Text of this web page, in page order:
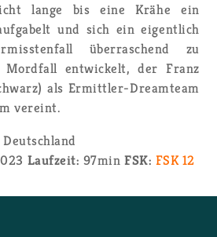
lange bis eine Krähe ein
und sich ein ei­gent­lich
über­ra­schend zu
Mord­fall ent­wi­ckelt, der Franz
als Er­mitt­ler-Dream­team
ver­eint.
Deutsch­land
Lauf­zeit: 97min FSK: FSK 12